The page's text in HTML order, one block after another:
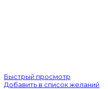
Быстрый просмотр
Добавить в список желаний